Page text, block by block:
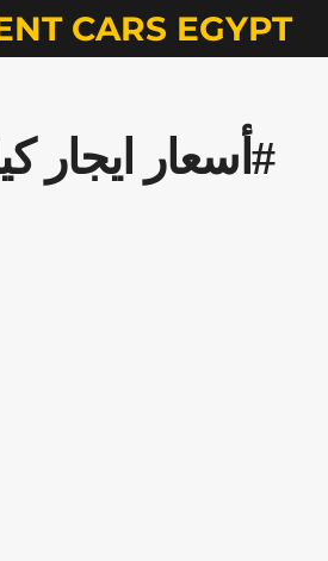
CARS EGYPT
#أسعار ايجار